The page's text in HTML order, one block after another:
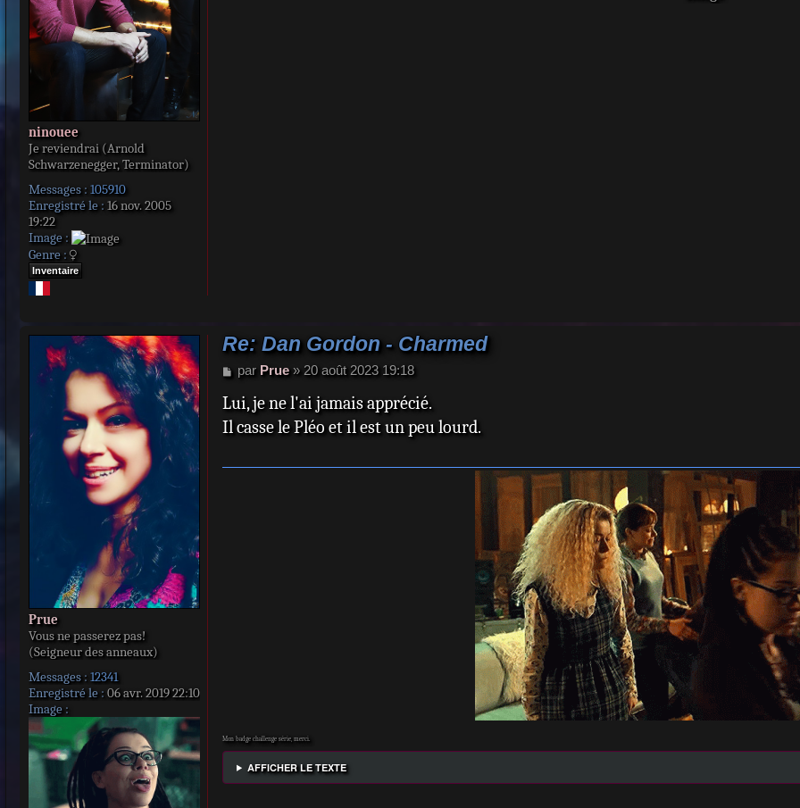
ninouee
Je reviendrai (Arnold
Schwarzenegger, Terminator)
Messages : 105910
Enregistré le : 16 nov. 2005
19:22
Image :
Genre :
Inventaire
Prue
Vous ne passerez pas!
(Seigneur des anneaux)
Messages : 12341
Enregistré le : 06 avr. 2019 22:10
Image :
Re: Dan Gordon - Charmed
M
s
a
e
par Prue» 20 août 2023 19:18
Lui, je ne l'ai jamais apprécié.
Il casse le Pléo et il est un peu lourd.
Mon badge challenge série, merci.
AFFICHER LE TEXTE